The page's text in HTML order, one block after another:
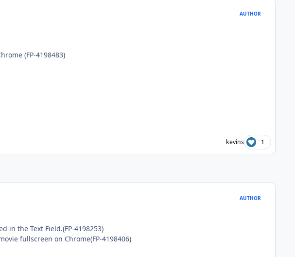
AUTHOR
(FP-4198483)
kevins 1
AUTHOR
in the Text Field.(FP-4198253)
fullscreen on Chrome(FP-4198406)